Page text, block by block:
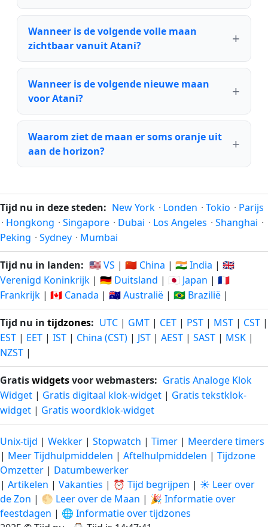
Wanneer is de volgende volle maan
zichtbaar vanuit Atani?
Wanneer is de volgende nieuwe maan
voor Atani?
Waarom ziet de maan er soms oranje uit
aan de horizon?
Tijd nu in deze steden: New York · Londen · Tokio · Parijs
· Hongkong · Singapore · Dubai · Los Angeles · Shanghai ·
Peking · Sydney · Mumbai
Tijd nu in landen: 🇺🇸 VS | 🇨🇳 China | 🇮🇳 India | 🇬🇧
Verenigd Koninkrijk | 🇩🇪 Duitsland | 🇯🇵 Japan | 🇫🇷
Frankrijk | 🇨🇦 Canada | 🇦🇺 Australië | 🇧🇷 Brazilië |
Tijd nu in tijdzones: UTC | GMT | CET | PST | MST | CST |
EST | EET | IST | China (CST) | JST | AEST | SAST | MSK |
NZST |
Gratiswidgetsvoor webmasters: Gratis Analoge Klok
Widget | Gratis digitaal klok-widget | Gratis tekstklok-
widget | Gratis woordklok-widget
Unix-tijd | Wekker | Stopwatch | Timer | Meerdere timers
| Meer Tijdhulpmiddelen | Aftelhulpmiddelen | Tijdzone
Omzetter | Datumbewerker
| Artikelen | Vakanties | ⏰ Tijd begrijpen | ☀️ Leer over
de Zon | 🌕 Leer over de Maan | 🎉 Informatie over
feestdagen | 🌐 Informatie over tijdzones